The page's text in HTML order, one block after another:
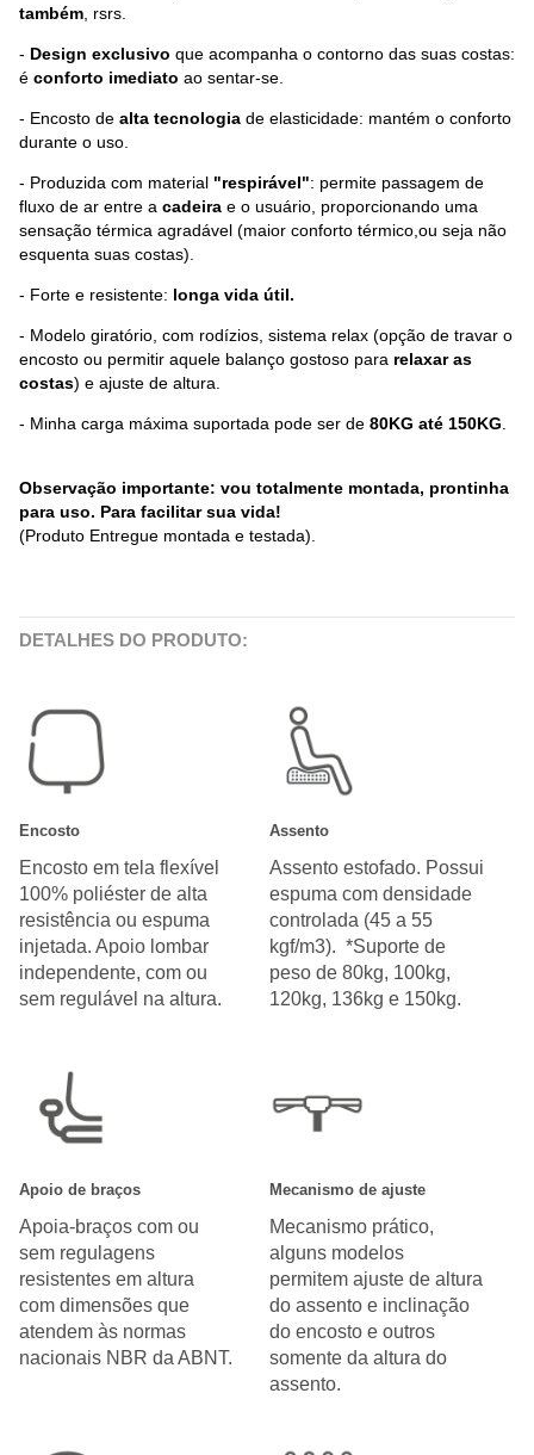
também , rsrs.
- Design exclusivo que acompanha o contorno das suas costas:
é conforto imediato ao sentar-se.
- Encosto de alta tecnologia de elasticidade: mantém o conforto
durante o uso.
- Produzida com material "respirável": permite passagem de
fluxo de ar entre a cadeira e o usuário, proporcionando uma
sensação térmica agradável (maior conforto térmico,ou seja não
esquenta suas costas).
- Forte e resistente: longa vida útil.
- Modelo giratório, com rodízios, sistema relax (opção de travar o
encosto ou permitir aquele balanço gostoso para relaxar as
costas) e ajuste de altura.
- Minha carga máxima suportada pode ser de 80KG até 150KG
Observação importante: vou totalmente montada, prontinha
para uso. Para facilitar sua vida!
(Produto Entregue montada e testada).
DETALHES DO PRODUTO:
Encosto
Encosto em tela flexível
100% poliéster de alta
resistência ou espuma
injetada. Apoio lombar
independente, com ou
sem regulável na altura.
Assento
Assento estofado. Possui
espuma com densidade
controlada (45 a 55
kgf/m3). *Suporte de
peso de 80kg, 100kg,
120kg, 136kg e 150kg.
Apoio de braços
Apoia-braços com ou
sem regulagens
resistentes em altura
com dimensões que
atendem às normas
nacionais NBR da ABNT.
Mecanismo de ajuste
Mecanismo prático,
alguns modelos
permitem ajuste de altura
do assento e inclinação
do encosto e outros
somente da altura do
assento.